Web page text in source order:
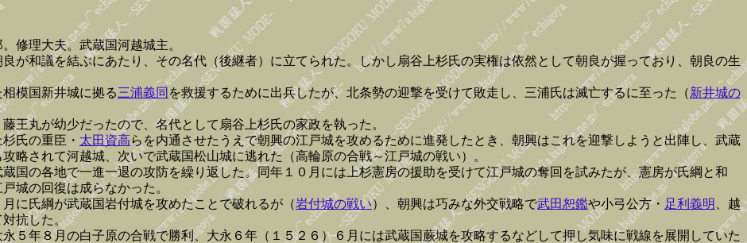
修理大夫。武蔵国河越城主。
が和議を結ぶにあたり、その名代（後継者）に立てられた。しかし扇谷上杉氏の実権は依然として朝良が握っており、朝良の生
模国新井城に拠る三浦義同 を救援するために出兵したが、北条勢の迎撃を受けて敗走し、三浦氏は滅亡するに至った（新井城の
王丸が幼少だったので、名代として扇谷上杉氏の家政を執った。
氏の重臣・ 太田資高らを内通させたうえで朝興の江戸城を攻めるために進発したとき、朝興はこれを迎撃しようと出陣し、武蔵
略されて河越城、次いで武蔵国松山城に逃れた（高輪原の合戦～江戸城の戦い）。
国の各地で一進一退の攻防を繰り返した。同年１０月には上杉憲房の援助を受けて江戸城の奪回を試みたが、憲房が氏綱と和
城の回復は成らなかった。
に氏綱が武蔵国岩付城を攻めたことで破れるが（岩付城の戦い）、朝興は巧みな外交戦略で武田恕鑑や小弓公方・ 足利義明
、越
対抗した。
５年８月の白子原の合戦で勝利、大永６年（１５２６）６月には武蔵国蕨城を攻略するなどして押し気味に戦線を展開していた